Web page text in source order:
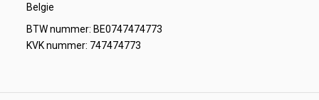
Belgie
BTW nummer: BE0747474773
KVK nummer: 747474773